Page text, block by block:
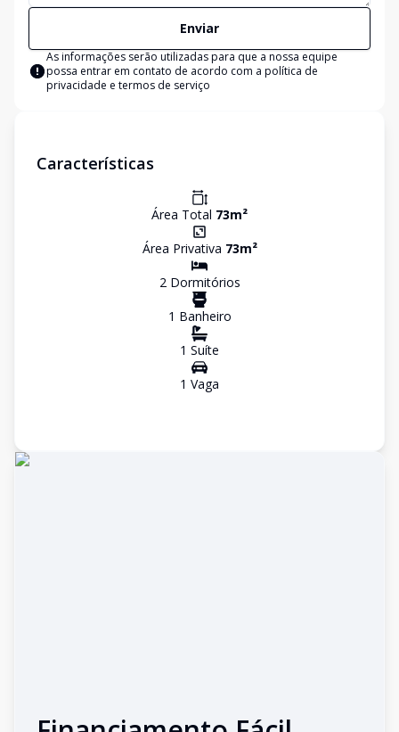
Enviar
As informações serão utilizadas para que a nossa equipe
possa entrar em contato de acordo com a política de
privacidade e termos de serviço
Características
Área Total 73m²
Área Privativa 73m²
2Dormitórios
1 Banheiro
1 Suíte
1 Vaga